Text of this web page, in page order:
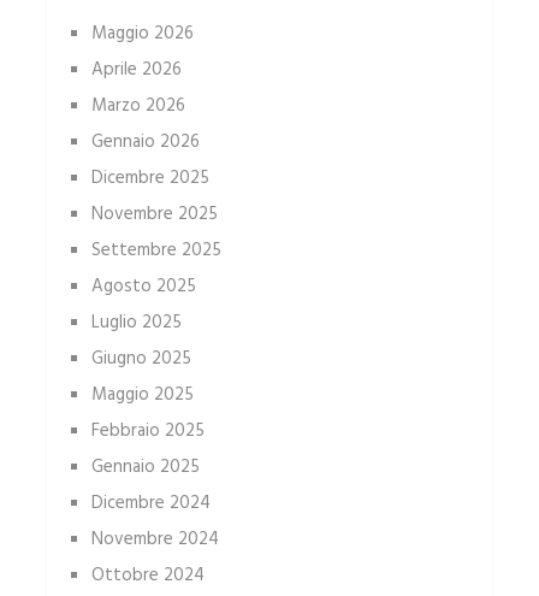
Maggio 2026
Aprile 2026
Marzo 2026
Gennaio 2026
Dicembre 2025
Novembre 2025
Settembre 2025
Agosto 2025
Luglio 2025
Giugno 2025
Maggio 2025
Febbraio 2025
Gennaio 2025
Dicembre 2024
Novembre 2024
Ottobre 2024